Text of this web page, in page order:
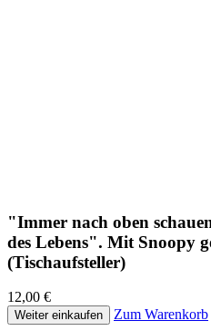
"Immer nach oben
des Lebens". Mit Snoopy
(Tischaufsteller)
12,00 €
Weiter einkaufen Zum Warenkorb